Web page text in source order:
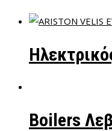
Boilers